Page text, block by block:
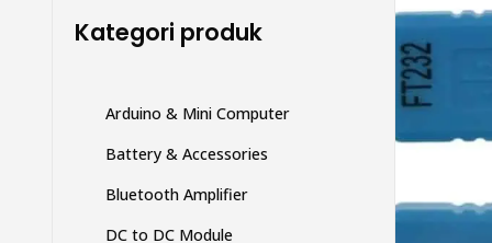
Kategori produk
Arduino & Mini Computer
Battery & Accessories
Bluetooth Amplifier
DC to DC Module